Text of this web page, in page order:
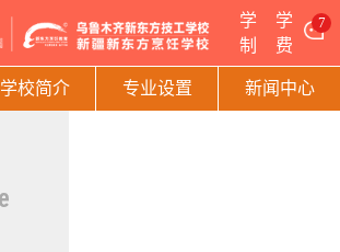
学
制
学
费
7
学校简介 专业设置 新闻中心